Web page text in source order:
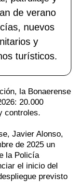
de verano
nuevos
y
turísticos.
la Bonaerense
20.000
controles.
Javier Alonso,
de 2025 un
la Policía
el inicio del
previsto